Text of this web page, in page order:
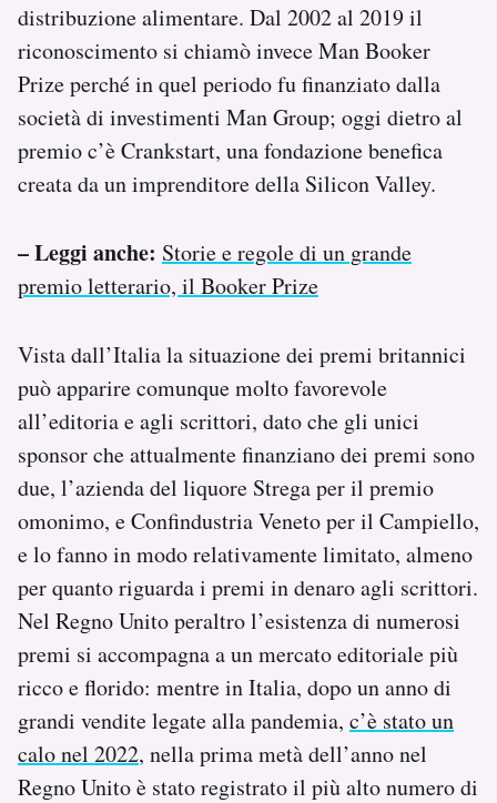
distribuzione alimentare. Dal 2002 al 2019 il
riconoscimento si chiamò invece Man Booker
Prize perché in quel periodo fu finanziato dalla
società di investimenti Man Group; oggi dietro al
premio c’è Crankstart, una fondazione benefica
creata da un imprenditore della Silicon Valley.
– Leggi anche: Storie e regole di un grande
premio letterario, il Booker Prize
Vista dall’Italia la situazione dei premi britannici
può apparire comunque molto favorevole
all’editoria e agli scrittori, dato che gli unici
sponsor che attualmente finanziano dei premi sono
due, l’azienda del liquore Strega per il premio
omonimo, e Confindustria Veneto per il Campiello,
e lo fanno in modo relativamente limitato, almeno
per quanto riguarda i premi in denaro agli scrittori.
Nel Regno Unito peraltro l’esistenza di numerosi
premi si accompagna a un mercato editoriale più
ricco e florido: mentre in Italia, dopo un anno di
grandi vendite legate alla pandemia, c’è stato un
calo nel 2022, nella prima metà dell’anno nel
Regno Unito è stato registrato il più alto numero di